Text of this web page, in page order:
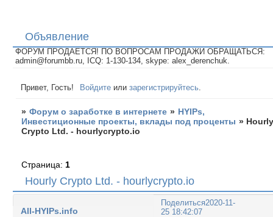
Объявление
ФОРУМ ПРОДАЕТСЯ! ПО ВОПРОСАМ ПРОДАЖИ ОБРАЩАТЬСЯ:
admin@forumbb.ru, ICQ: 1-130-134, skype: alex_derenchuk.
Привет, Гость! Войдите илизарегистрируйтесь
» Форум о заработке в интернете » HYIPs,
Инвестиционные проекты, вклады под проценты »
Crypto Ltd. - hourlycrypto.io
Hourly Crypto Ltd. - hourlycrypto.io
Страница: 1
Поделиться2020-11-
25 18:42:07
All-HYIPs.info